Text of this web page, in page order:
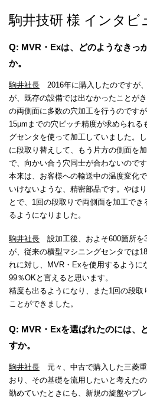
駒井技研 様 インタビ
Q: MVR・Exは、どのようなきっ
か。
駒井社長 2016年に購入したのですが
が、既存の設備では出なかったことが
の両側面に多数の穴加工を行うのです
15µmまでの穴ピッチ精度が求められる
グセンタを使って加工していました。
に段取り替えして、もう片方の側面を
で、向かい合う穴同士が合わないので
本来は、お客様への輸送中の温度変化
いけないような、精密部品です。やは
とで、1回の段取りで両側面を加工でき
るようになりました。
駒井社長 設加工後、およそ600箇所を
が、従来の横型マシニングセンタでは
れに対し、MVR・Exを使用するように
99％OKと言えると思います。
精度も出るようになり、また1回の段
ことができました。
Q: MVR・Exを選ばれたのには、
すか。
駒井社長 元々、中古で購入した三菱
おり、その基礎を流用したいと考えた
勤めていたときにも、新規の旋盤やプ